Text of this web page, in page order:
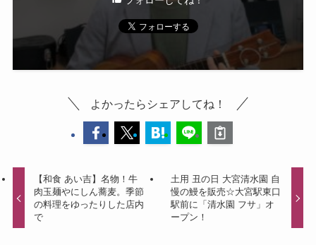
よかったらシェアしてね！
【和食 あい吉】名物！牛
肉玉麺やにしん蕎麦。季節
の料理をゆったりした店内
で
土用 丑の日 大宮清水園 自
慢の鰻を販売☆大宮駅東口
駅前に「清水園 フサ」オ
ープン！